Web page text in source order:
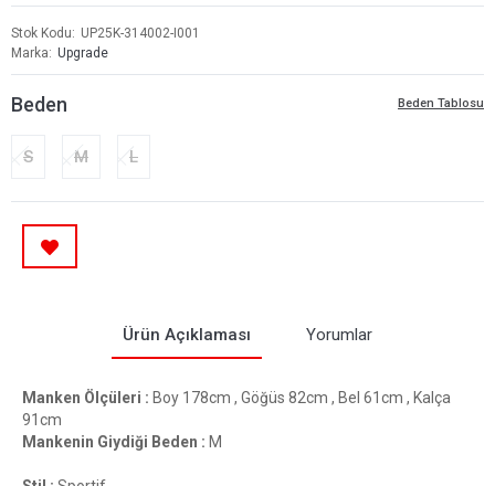
Stok Kodu
UP25K-314002-I001
Marka
Upgrade
Beden Tablosu
Beden
S M L
Ürün Açıklaması Yorumlar
Manken Ölçüleri : Boy 178cm , Göğüs 82cm , Bel 61cm , Kalça
91cm
Mankenin Giydiği Beden : M